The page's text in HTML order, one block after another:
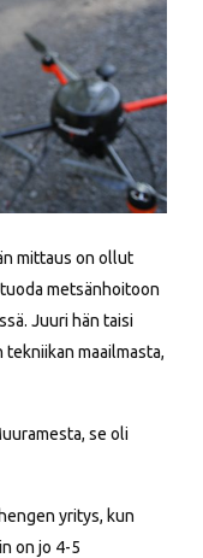
mittaus on ollut
metsänhoitoon
Juuri hän taisi
maailmasta,
se oli
yritys, kun
on jo 4-5